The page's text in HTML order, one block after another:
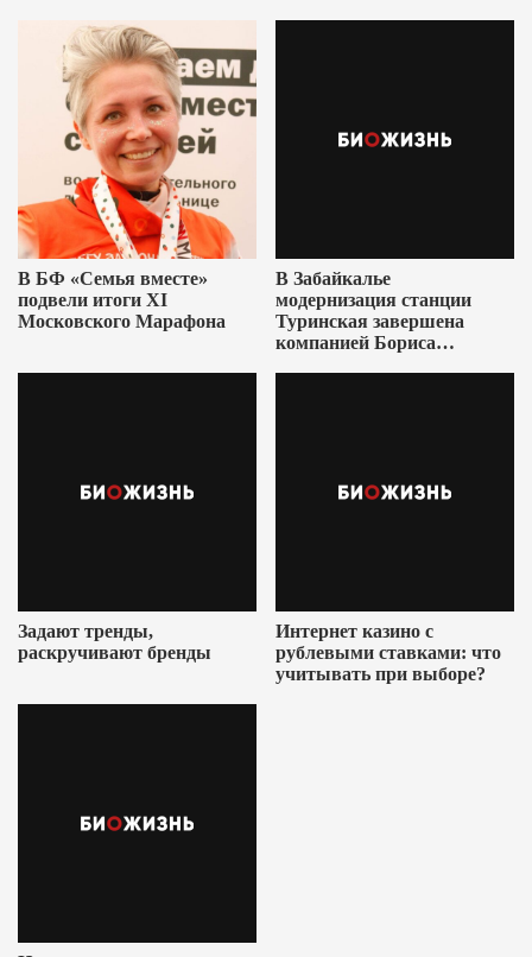
В БФ «Семья вместе»
подвели итоги XI
Московского Марафона
В Забайкалье
модернизация станции
Туринская завершена
компанией Бориса
Задают тренды,
раскручивают бренды
Интернет казино с
рублевыми ставками: что
учитывать при выборе?